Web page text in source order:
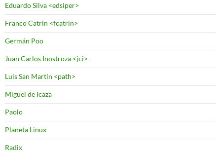
Eduardo Silva <edsiper>
Franco Catrin <fcatrin>
Germán Poo
Juan Carlos Inostroza <jci>
Luis San Martín <path>
Miguel de Icaza
Paolo
Planeta Linux
Radix